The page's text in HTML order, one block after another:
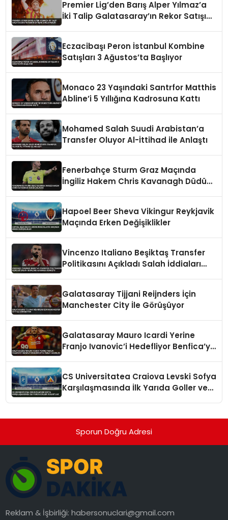
Premier Lig’den Barış Alper Yılmaz’a
İki Talip Galatasaray’ın Rekor Satışını
Eczacibaşı Peron İstanbul Kombine
Satışları 3 Ağustos’ta Başlıyor
Monaco 23 Yaşındaki Santrfor Matthis
Abline’i 5 Yıllığına Kadrosuna Kattı
Mohamed Salah Suudi Arabistan’a
Transfer Oluyor Al-İttihad ile Anlaştı
Fenerbahçe Sturm Graz Maçında
İngiliz Hakem Chris Kavanagh Düdük
Hapoel Beer Sheva Vikingur Reykjavik
Maçında Erken Değişiklikler
Vincenzo Italiano Beşiktaş Transfer
Politikasını Açıkladı Salah İddiaları
Galatasaray Tijjani Reijnders İçin
Manchester City İle Görüşüyor
Galatasaray Mauro Icardi Yerine
Franjo Ivanovic’i Hedefliyor Benfica’ya
CS Universitatea Craiova Levski Sofya
Karşılaşmasında İlk Yarıda Goller ve
Sporun Doğru Adresi
Reklam & İşbirliği:habersonuclari@gmail.com